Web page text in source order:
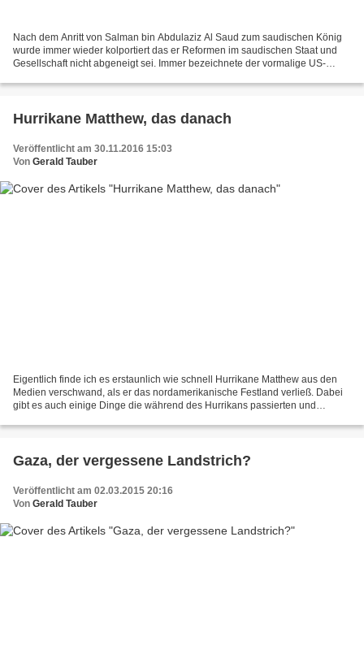
Nach dem Anritt von Salman bin Abdulaziz Al Saud zum saudischen König
wurde immer wieder kolportiert das er Reformen im saudischen Staat und
Gesellschaft nicht abgeneigt sei. Immer bezeichnete der vormalige US-
Hurrikane Matthew, das danach
Veröffentlicht am 30.11.2016 15:03
Von Gerald Tauber
Eigentlich finde ich es erstaunlich wie schnell Hurrikane Matthew aus den
Medien verschwand, als er das nordamerikanische Festland verließ. Dabei
gibt es auch einige Dinge die während des Hurrikans passierten und
Gaza, der vergessene Landstrich?
Veröffentlicht am 02.03.2015 20:16
Von Gerald Tauber